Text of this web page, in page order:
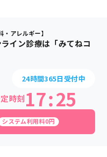
・アレルギー】
イン診療は「みてねコ
24時間365日受付中
時刻17:25
システム利用料0円